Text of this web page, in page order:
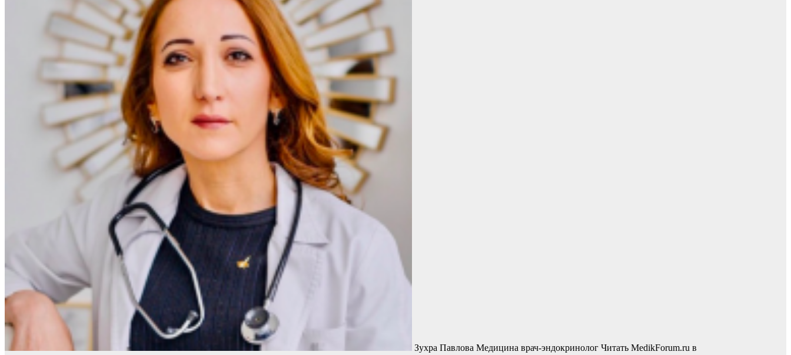
Зухра Павлова Медицина врач-эндокринолог Читать MedikForum.ru в